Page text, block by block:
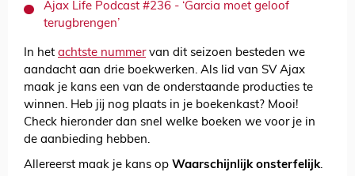
Ajax Life Podcast #236 - ‘Garcia moet geloof
terugbrengen’
In het achtste nummervan dit seizoen besteden we
aandacht aan drie boekwerken. Als lid van SV Ajax
maak je kans een van de onderstaande producties te
winnen. Heb jij nog plaats in je boekenkast? Mooi!
Check hieronder dan snel welke boeken we voor je in
de aanbieding hebben.
Allereerst maak je kans op Waarschijnlijk onsterfelijk.